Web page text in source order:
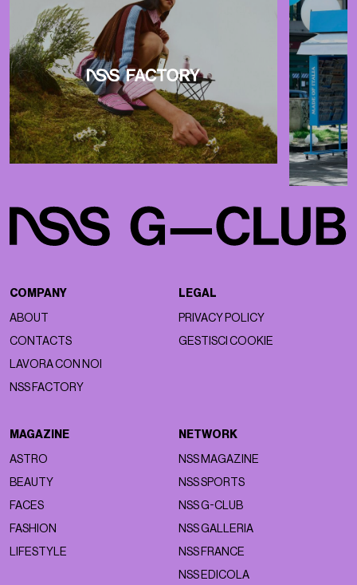
COMPANY
ABOUT
CONTACTS
LAVORA CON NOI
NSS FACTORY
LEGAL
PRIVACY POLICY
GESTISCI COOKIE
MAGAZINE
ASTRO
BEAUTY
FACES
FASHION
LIFESTYLE
NETWORK
NSS MAGAZINE
NSS SPORTS
NSS G-CLUB
NSS GALLERIA
NSS FRANCE
NSS EDICOLA